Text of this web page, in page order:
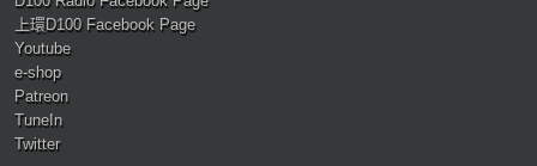
上環D100 Facebook Page
Youtube
e-shop
Patreon
TuneIn
Twitter